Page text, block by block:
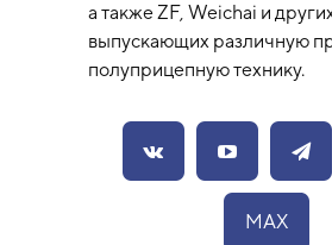
а также ZF, Weichai и
выпускающих различную
полуприцепную технику.
MAX